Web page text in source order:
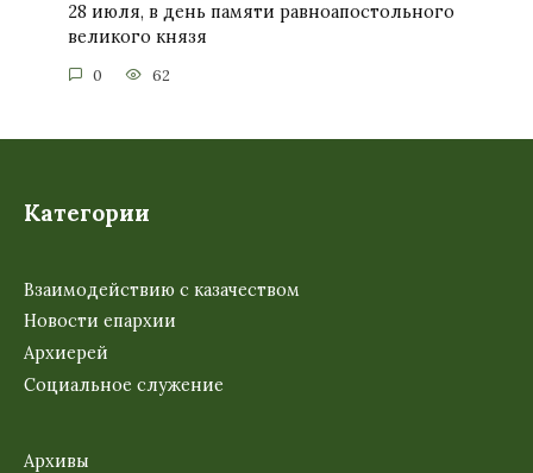
28 июля, в день памяти равноапостольного
великого князя
0 62
Категории
Взаимодействию с казачеством
Новости епархии
Архиерей
Социальное служение
Архивы